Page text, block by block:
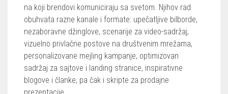
na koji brendovi komuniciraju sa svetom. Njihov rad
obuhvata razne kanale i formate: upečatljive bilborde,
nezaboravne džinglove, scenarije za video-sadržaj,
vizuelno privlačne postove na društvenim mrežama,
personalizovane mejling kampanje, optimizovan
sadržaj za sajtove i landing stranice, inspirativne
blogove i članke, pa čak i skripte za prodajne